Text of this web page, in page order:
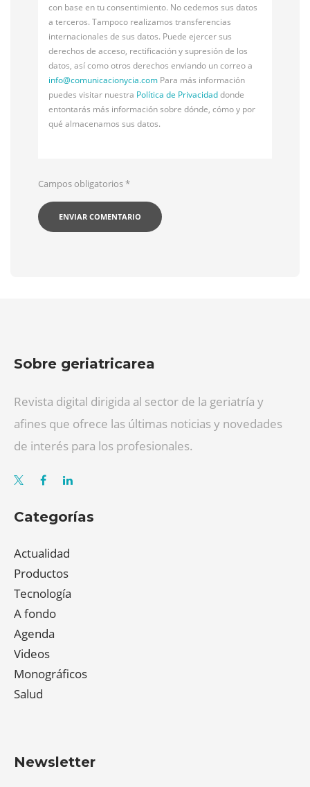
con base en tu consentimiento. No cedemos sus datos
a terceros. Tampoco realizamos transferencias
internacionales de sus datos. Puede ejercer sus
derechos de acceso, rectificación y supresión de los
datos, así como otros derechos enviando un correo a
info@comunicacionycia.com Para más información
puedes visitar nuestra Política de Privacidaddonde
entontarás más información sobre dónde, cómo y por
qué almacenamos sus datos.
Campos obligatorios*
Sobre geriatricarea
Revista digital dirigida al sector de la geriatría y
afines que ofrece las últimas noticias y novedades
de interés para los profesionales.
Categorías
Actualidad
Productos
Tecnología
A fondo
Agenda
Videos
Monográficos
Salud
Newsletter